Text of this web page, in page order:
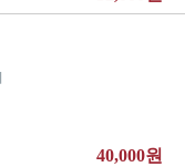
40,000원